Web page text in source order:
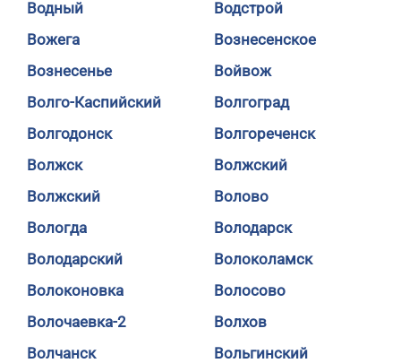
Водный
Водстрой
Вожега
Вознесенское
Вознесенье
Войвож
Волго-Каспийский
Волгоград
Волгодонск
Волгореченск
Волжск
Волжский
Волжский
Волово
Вологда
Володарск
Володарский
Волоколамск
Волоконовка
Волосово
Волочаевка-2
Волхов
Волчанск
Вольгинский